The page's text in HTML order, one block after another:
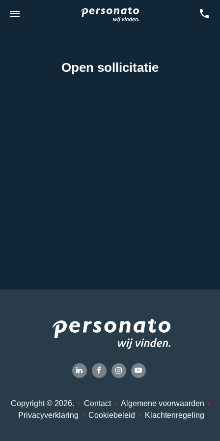
Open sollicitatie
Copyright © 2026. • Contact • Algemene voorwaarden •
Privacyverklaring • Cookiebeleid • Klachtenregeling